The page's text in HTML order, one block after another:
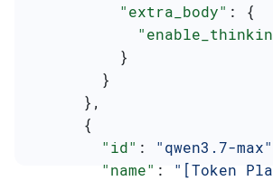
          "extra_body"
: {
          }
        }
      },
      {
        "id"
: "qwen3.7-max"
        "name"
: "[Token